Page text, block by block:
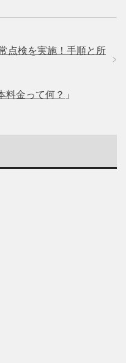
点検を実施！手順と所
料金って何？ 」